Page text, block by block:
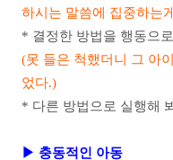
하시는 말씀에 집중하는
* 결정한 방법을 행동으
(못 들은 척했더니 그 아
었다.)
* 다른 방법으로 실행해
▶ 충동적인 아동